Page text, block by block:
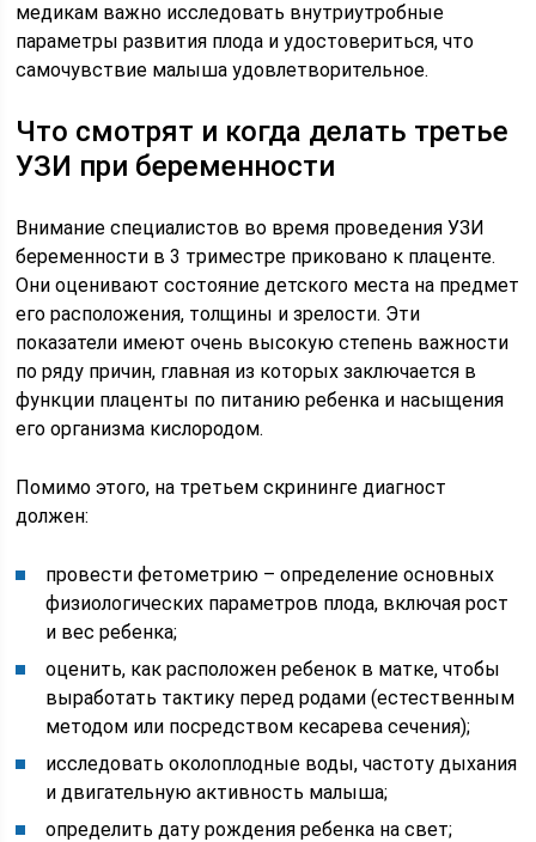
медикам важно исследовать внутриутробные
параметры развития плода и удостовериться, что
самочувствие малыша удовлетворительное.
Что смотрят и когда делать третье
УЗИ при беременности
Внимание специалистов во время проведения УЗИ
беременности в 3 триместре приковано к плаценте.
Они оценивают состояние детского места на предмет
его расположения, толщины и зрелости. Эти
показатели имеют очень высокую степень важности
по ряду причин, главная из которых заключается в
функции плаценты по питанию ребенка и насыщения
его организма кислородом.
Помимо этого, на третьем скрининге диагност
должен:
провести фетометрию – определение основных
физиологических параметров плода, включая рост
и вес ребенка;
оценить, как расположен ребенок в матке, чтобы
выработать тактику перед родами (естественным
методом или посредством кесарева сечения);
исследовать околоплодные воды, частоту дыхания
и двигательную активность малыша;
определить дату рождения ребенка на свет;